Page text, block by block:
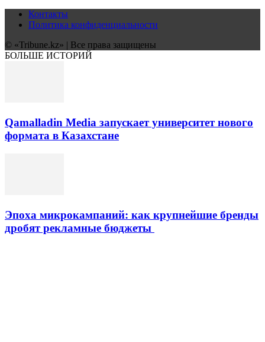
Контакты
Политика конфиденциальности
© «Tribune.kz» | Все права защищены
БОЛЬШЕ ИСТОРИЙ
Qamalladin Media запускает университет нового
формата в Казахстане
Эпоха микрокампаний: как крупнейшие бренды
дробят рекламные бюджеты